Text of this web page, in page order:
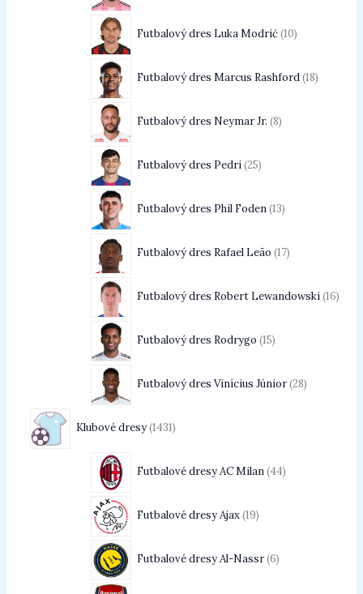
Futbalový dres Luka Modrić 10
Futbalový dres Marcus Rashford 18
Futbalový dres Neymar Jr. 8
Futbalový dres Pedri 25
Futbalový dres Phil Foden 13
Futbalový dres Rafael Leão 17
Futbalový dres Robert Lewandowski 16
Futbalový dres Rodrygo 15
Futbalový dres Vinícius Júnior 28
Klubové dresy 1431
Futbalové dresy AC Milan 44
Futbalové dresy Ajax 19
Futbalové dresy Al-Nassr 6